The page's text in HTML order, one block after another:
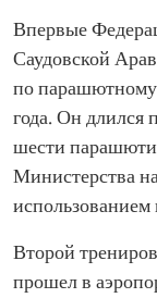
Впервые
Саудовской
по парашютному
года. Он длился
шести
Министерства
Второй
прошел в